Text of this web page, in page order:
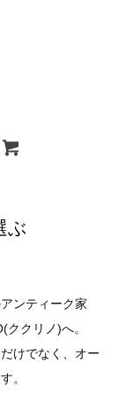
ぶ
ンティーク家
クリノ)へ。
けでなく、オー
。